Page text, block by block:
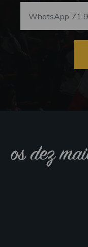
os dez